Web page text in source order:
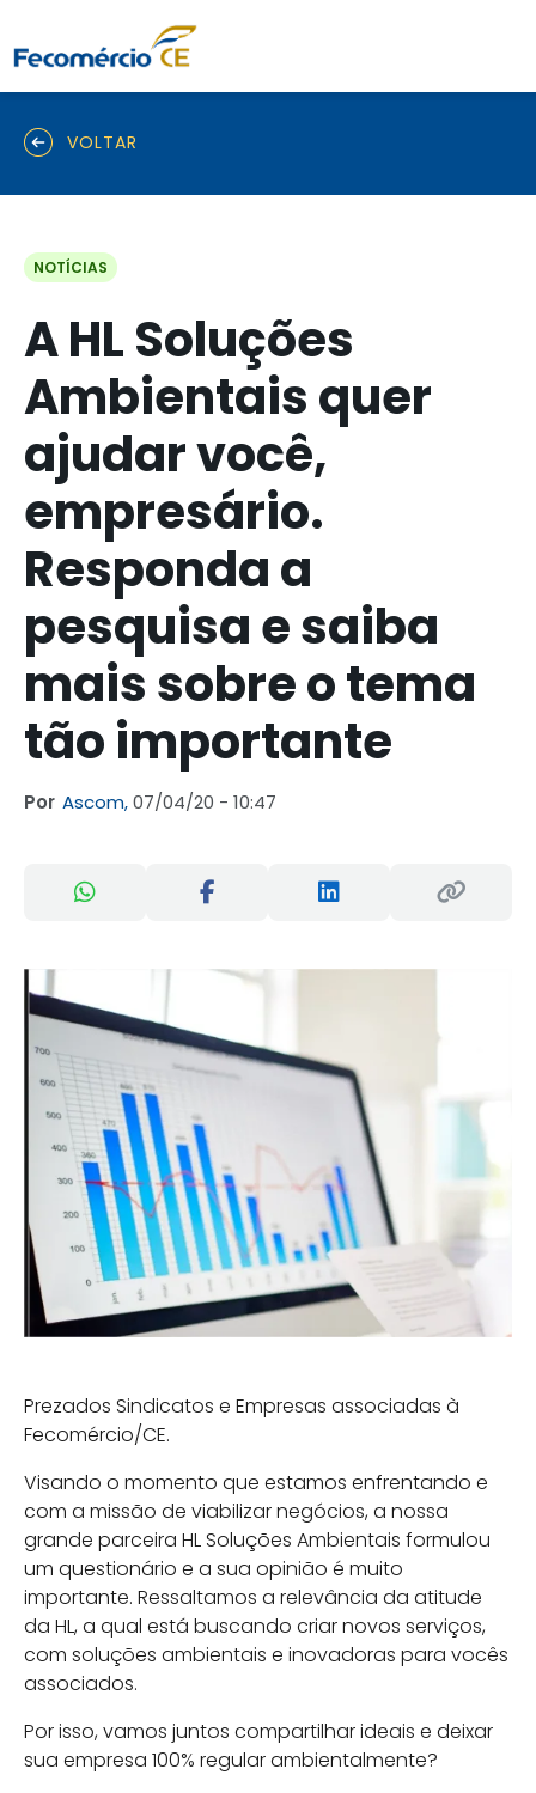
VOLTAR
NOTÍCIAS
A HL Soluções
Ambientais quer
ajudar você,
empresário.
Responda a
pesquisa e saiba
mais sobre o tema
tão importante
Por Ascom,07/04/20 - 10:47
Prezados Sindicatos e Empresas associadas à
Fecomércio/CE.
Visando o momento que estamos enfrentando e
com a missão de viabilizar negócios, a nossa
grande parceira HL Soluções Ambientais formulou
um questionário e a sua opinião é muito
importante. Ressaltamos a relevância da atitude
da HL, a qual está buscando criar novos serviços,
com soluções ambientais e inovadoras para vocês
associados.
Por isso, vamos juntos compartilhar ideais e deixar
sua empresa 100% regular ambientalmente?